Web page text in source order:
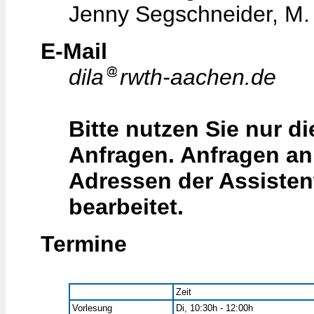
Jenny Segschneider,
E-Mail
dila
rwth-aachen.de
Bitte nutzen Sie nur
Anfragen. Anfragen
Adressen der
bearbeitet.
Termine
Zeit
Vorlesung
Di, 10:30h - 12:00h